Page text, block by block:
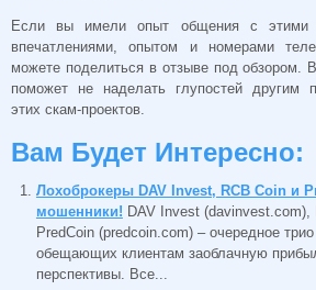
Если вы имели опыт общения с этими
впечатлениями, опытом и номерами
можете поделиться в отзыве под обзором.
поможет не наделать глупостей другим
этих скам-проектов.
Вам Будет Интересно:
Лохоброкеры DAV Invest, RCB Coin и
мошенники! DAV Invest
PredCoin (predcoin.com) – очередное
обещающих клиентам заоблачную
перспективы. Все...